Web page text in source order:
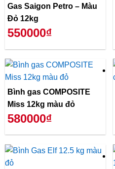
Gas Saigon Petro – Màu
Đỏ 12kg
550000₫
Bình gas COMPOSITE
Miss 12kg màu đỏ
580000₫